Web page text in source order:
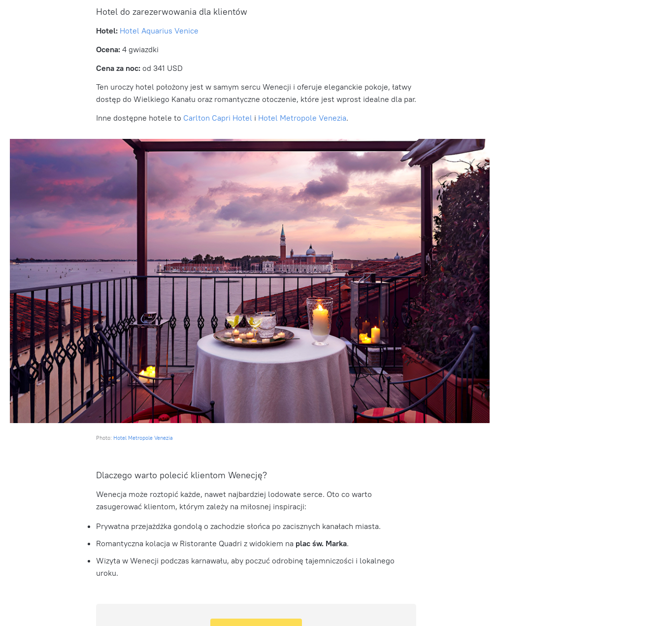
Hotel do zarezerwowania dla klientów
Hotel: Hotel Aquarius Venice
Ocena:4 gwiazdki
Cena za noc: od 341 USD
Ten uroczy hotel położony jest w samym sercu Wenecji i oferuje eleganckie pokoje, łatwy
dostęp do Wielkiego Kanału oraz romantyczne otoczenie, które jest wprost idealne dla par.
Inne dostępne hotele to Carlton Capri Hotel i Hotel Metropole Venezia.
Photo: Hotel Metropole Venezia
Dlaczego warto polecić klientom Wenecję?
Wenecja może roztopić każde, nawet najbardziej lodowate serce. Oto co warto
zasugerować klientom, którym zależy na miłosnej inspiracji:
Prywatna przejażdżka gondolą o zachodzie słońca po zacisznych kanałach miasta.
Romantyczna kolacja w Ristorante Quadri z widokiem na plac św. Marka.
Wizyta w Wenecji podczas karnawału, aby poczuć odrobinę tajemniczości i lokalnego
uroku.